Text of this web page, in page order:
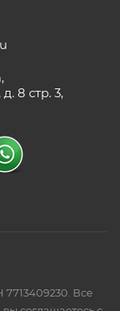
8 стр. 3,
Все